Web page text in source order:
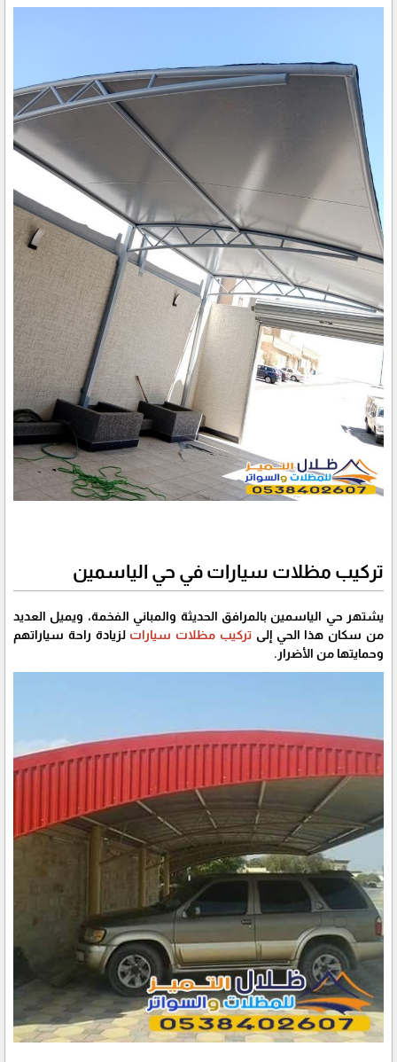
تركيب مظلات سيارات في حي الياسمين
يشتهر حي الياسمين بالمرافق الحديثة والمباني الفخمة، ويميل العديد
من سكان هذا الحي إلى تركيب مظلات سيارات لزيادة راحة سياراتهم
وحمايتها من الأضرار.